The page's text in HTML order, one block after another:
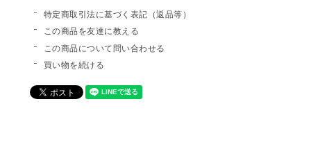
特定商取引法に基づく表記（返品等）
この商品を友達に教える
この商品について問い合わせる
買い物を続ける